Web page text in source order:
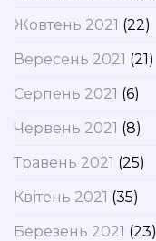
Жовтень 2021 (22)
Вересень 2021 (21)
Серпень 2021 (6)
Червень 2021 (8)
Травень 2021 (25)
Квітень 2021 (35)
Березень 2021 (23)